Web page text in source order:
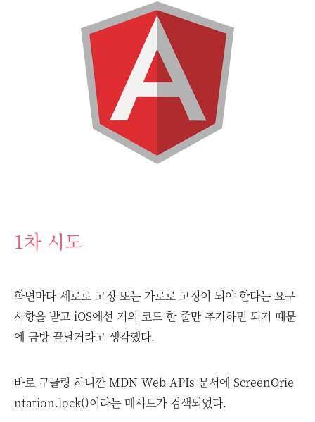
1차 시도
화면마다 세로로 고정 또는 가로로 고정이 되야 한다는 요구
사항을 받고 iOS에선 거의 코드 한 줄만 추가하면 되기 때문
에 금방 끝날거라고 생각했다.
바로 구글링 하니깐 MDN Web APIs 문서에 ScreenOrie
ntation.lock()이라는 메서드가 검색되었다.